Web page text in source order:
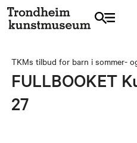
TKMs tilbud for barn i sommer-
FULLBOOKET
27